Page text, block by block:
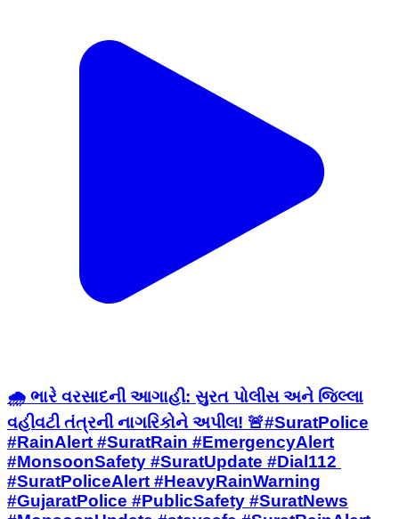
🌧️ ભારે વરસાદની આગાહી: સુરત પોલીસ અને જિલ્લા
વહીવટી તંત્રની નાગરિકોને અપીલ! 🚨 ​#SuratPolice
#RainAlert #SuratRain #EmergencyAlert
#MonsoonSafety #SuratUpdate #Dial112 ​
#SuratPoliceAlert #HeavyRainWarning
#GujaratPolice #PublicSafety #SuratNews